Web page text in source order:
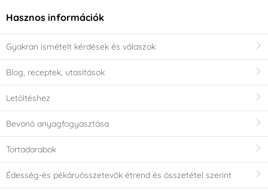
Hasznos információk
Gyakran ismételt kérdések és válaszok
Blog, receptek, utasítások
Letöltéshez
Bevonó anyagfogyasztása
Tortadarabok
Édesség-és pékáruösszetevők étrend és összetétel szerint